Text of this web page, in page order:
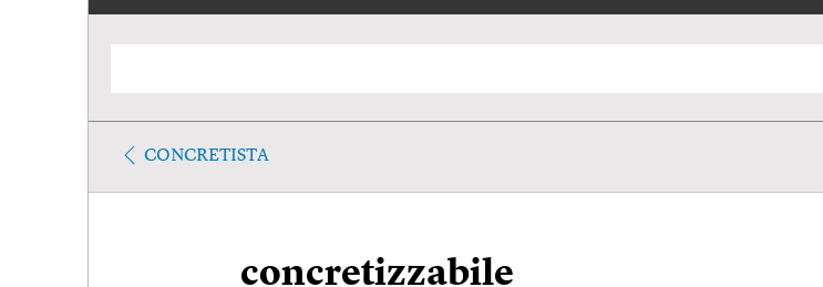
CONCRETISTA
concretizzabile